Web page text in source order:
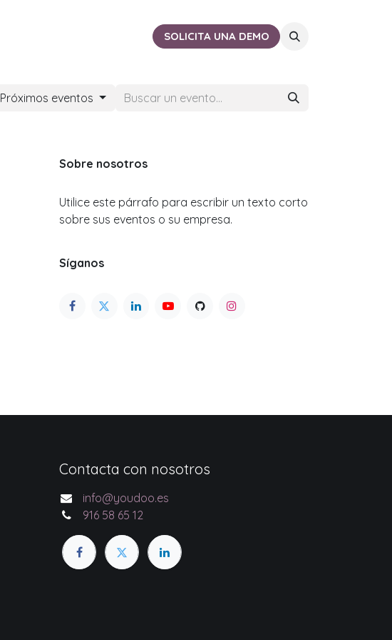
CERCA DE TISOLICITA UNA DEMO
Próximos eventos
Sobre nosotros
Utilice este párrafo para escribir un texto corto
sobre sus eventos o su empresa.
Síganos
Contacta con nosotros
info@youdoo.es
916 58 65 12